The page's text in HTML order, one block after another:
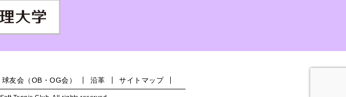
球友会（OB・OG会） 沿革 サイトマップ